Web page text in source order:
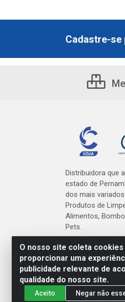
O nosso site coleta
proporcionar uma
publicidade relevante de
qualidade do nosso site.
Aceito Negar não
Cadastre-se
Distribuidora que
estado de
dos mais
Produtos de
Alimentos,
Pets.